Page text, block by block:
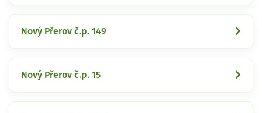
Nový Přerov č.p. 149
Nový Přerov č.p. 15